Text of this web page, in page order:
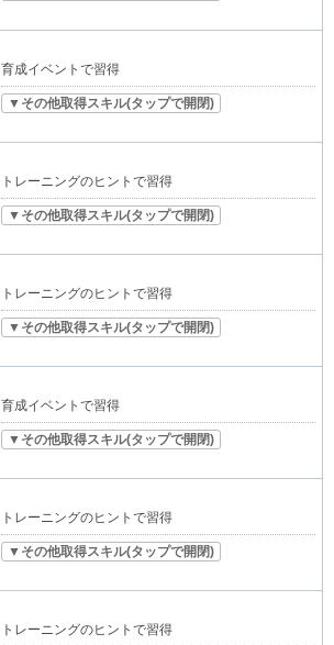
育成イベントで習得
▼その他取得スキル(タップで開閉)
トレーニングのヒントで習得
▼その他取得スキル(タップで開閉)
トレーニングのヒントで習得
▼その他取得スキル(タップで開閉)
育成イベントで習得
▼その他取得スキル(タップで開閉)
トレーニングのヒントで習得
▼その他取得スキル(タップで開閉)
トレーニングのヒントで習得